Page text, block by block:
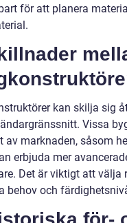
för att planera
kan skilja sig
Vissa
av marknaden, såsom
erbjuda mer
Det är viktigt att
behov och